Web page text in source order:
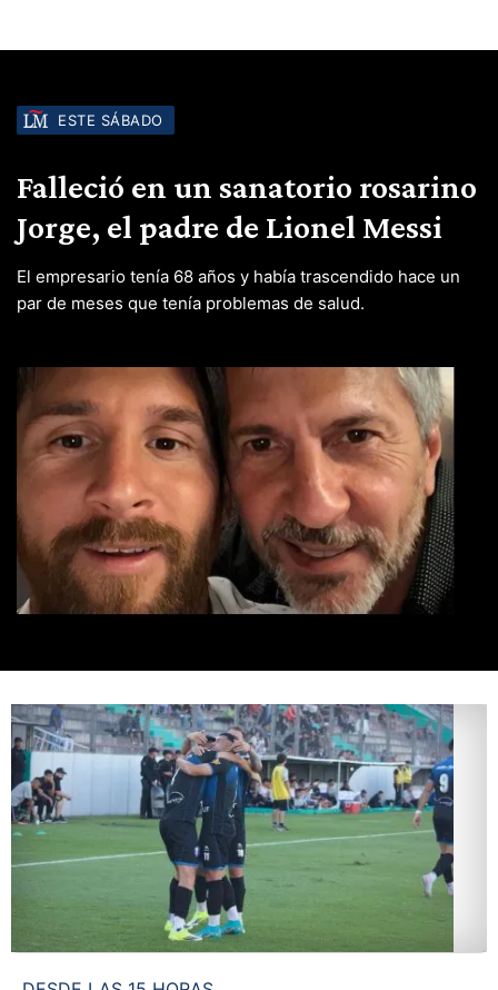
ESTE SÁBADO
Falleció en un sanatorio rosarino
Jorge, el padre de Lionel Messi
El empresario tenía 68 años y había trascendido hace un
par de meses que tenía problemas de salud.